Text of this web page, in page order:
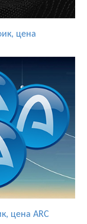
цена
цена ARC